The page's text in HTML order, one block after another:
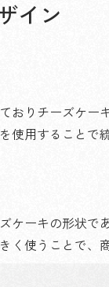
イン
おりチーズケー
使用することで
ケーキの形状
く使うことで、